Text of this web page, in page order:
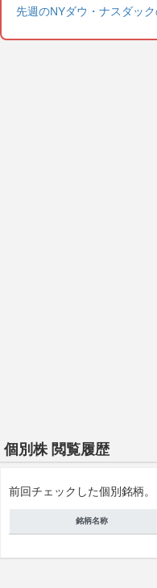
先週のNYダウ・ナスダッ
個別株 閲覧履歴
前回チェックした個別銘柄。
銘柄名称